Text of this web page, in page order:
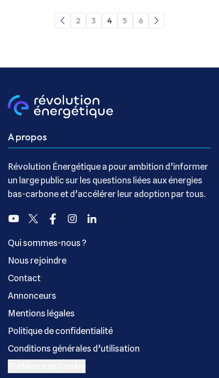
2 3 4 5 6
A propos
Révolution Énergétique a pour ambition d’informer
un large public sur les questions liées aux énergies
bas-carbone et d’accélérer leur adoption par tous.
YoutubeTwitter FacebookInstagramLinkedin
Qui sommes-nous ?
Nous rejoindre
Contact
Annonceurs
Mentions légales
Politique de confidentialité
Conditions générales d’utilisation